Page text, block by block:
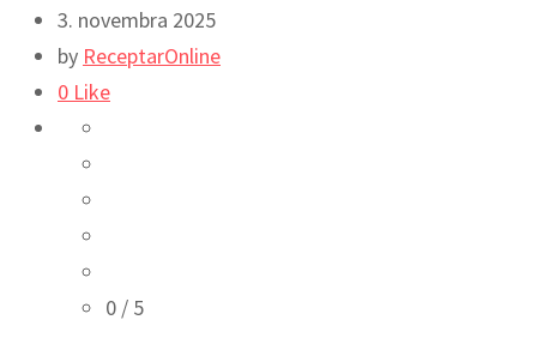
3. novembra 2025
by ReceptarOnline
0 Like
0 / 5